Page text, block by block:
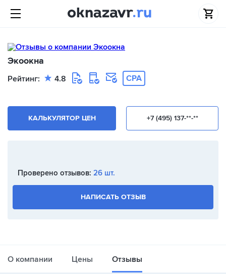
Экоокна
Рейтинг: 4.8 CPA
+7 (495) 137-**-**
КАЛЬКУЛЯТОР ЦЕН
Проверено отзывов: 26 шт.
НАПИСАТЬ ОТЗЫВ
О компании Цены Отзывы